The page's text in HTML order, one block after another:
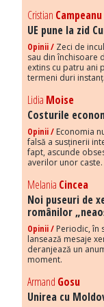
Cristian Campeanu
UE pune la zid
Opinii / Zeci de
sau din închisoare
extins cu patru ani
termeni duri
Lidia Moise
Costurile
Opinii / Economia
falsă a susținerii
fapt, ascunde
averilor unor caste.
Melania Cincea
Noi puseuri de
românilor
Opinii / Periodic, în
lansează mesaje
deranjează un
moment.
Armand Gosu
Unirea cu